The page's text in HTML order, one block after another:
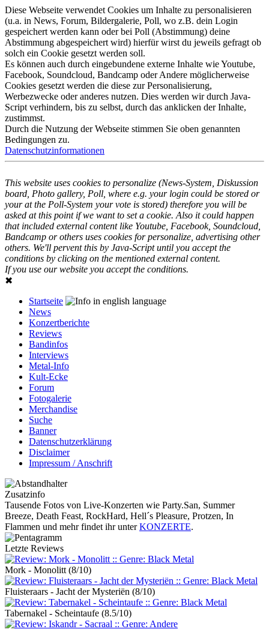
Diese Webseite verwendet Cookies um Inhalte zu personalisieren
(u.a. in News, Forum, Bildergalerie, Poll, wo z.B. dein Login
gespeichert werden kann oder bei Poll (Abstimmung) deine
Abstimmung abgespeichert wird) hierfür wirst du jeweils gefragt ob
solch ein Cookie gesetzt werden soll.
Es können auch durch eingebundene externe Inhalte wie Youtube,
Facebook, Soundcloud, Bandcamp oder Andere möglicherweise
Cookies gesetzt werden die diese zur Personalisierung,
Werbezwecke oder anderes nutzen. Dies werden wir durch Java-
Script verhindern, bis zu selbst, durch das anklicken der Inhalte,
zustimmst.
Durch die Nutzung der Webseite stimmen Sie oben genannten
Bedingungen zu.
Datenschutzinformationen
This website uses cookies to personalize (News-System, Diskussion
board, Photo gallery, Poll, where e.g. your login could be stored or
your at the Poll-System your vote is stored) therefore you will be
asked at this point if we want to set a cookie. Also it could happen
that included external content like Youtube, Facebook, Soundcloud,
Bandcamp or others uses cookies for personalize, advertising other
others. We'll pervent this by Java-Script until you accept the
conditions by clicking on the mentioned external content.
If you use our website you accept the conditions.
✖
Startseite
News
Konzertberichte
Reviews
Bandinfos
Interviews
Metal-Info
Kult-Ecke
Forum
Fotogalerie
Merchandise
Suche
Banner
Datenschutzerklärung
Disclaimer
Impressum / Anschrift
Zusatzinfo
Tausende Fotos von Live-Konzerten wie Party.San, Summer
Breeze, Death Feast, RockHard, Hell´s Pleasure, Protzen, In
Flammen und mehr findet ihr unterKONZERTE.
Letzte Reviews
Mork - Monolitt (8/10)
Fluisteraars - Jacht der Mysteriën (8/10)
Tabernakel - Scheintaufe (8.5/10)